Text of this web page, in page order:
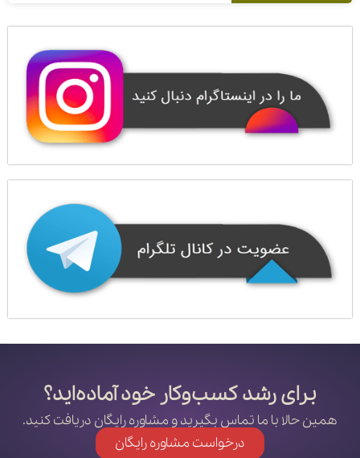
برای رشد کسب‌وکار خود آماده‌اید؟
همین حالا با ما تماس بگیرید و مشاوره رایگان دریافت کنید.
درخواست مشاوره رایگان